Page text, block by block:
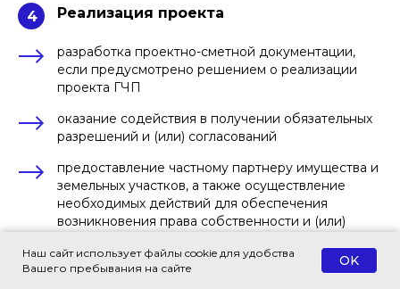
4 Реализация проекта
разработка проектно-сметной документации,
если предусмотрено решением о реализации
проекта ГЧП
оказание содействия в получении обязательных
разрешений и (или) согласований
предоставление частному партнеру имущества и
земельных участков, а также осуществление
необходимых действий для обеспечения
возникновения права собственности и (или)
осуществление необходимых действий для
Наш сайт использует файлы cookie для удобства
Вашего пребывания на сайте
OK